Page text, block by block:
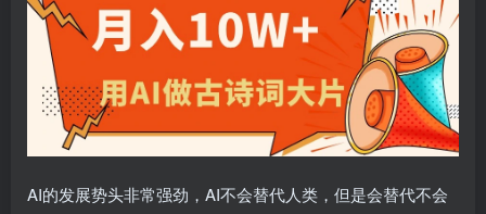
AI的发展势头非常强劲，AI不会替代人类，但是会替代不会